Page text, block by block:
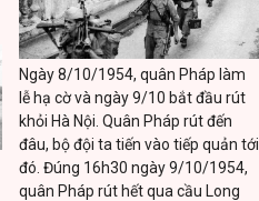
Ngày 8/10/1954, quân Pháp làm
lễ hạ cờ và ngày 9/10 bắt đầu rút
khỏi Hà Nội. Quân Pháp rút đến
đâu, bộ đội ta tiến vào tiếp quản tới
đó. Đúng 16h30 ngày 9/10/1954,
quân Pháp rút hết qua cầu Long